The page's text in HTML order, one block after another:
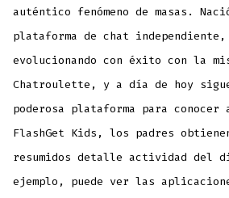
auténtico fenómeno de masas.
plataforma de chat independiente,
evolucionando con éxito con la
Chatroulette, y a día de hoy
poderosa plataforma para conocer
FlashGet Kids, los padres
resumidos detalle actividad del
ejemplo, puede ver las